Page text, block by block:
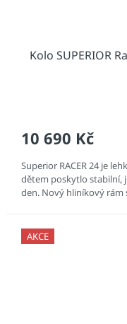
Kolo SUPERIOR
10 690 Kč
Superior RACER 24 je
dětem poskytlo stabilní,
den. Nový hliníkový rám
AKCE